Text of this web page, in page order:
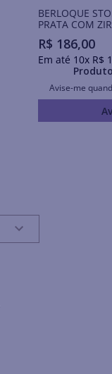
BERLOQUE
PRATA COM
R$ 186,00
Em até 10x R$
Avise-me